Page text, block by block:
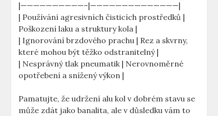
|——————————–|——————————————|
| Používání agresivních čisticích prostředků |
Poškození laku a struktury kola |
| Ignorování brzdového prachu | Rez a skvrny,
které mohou být těžko odstranitelný |
| Nesprávný tlak pneumatik | Nerovnoměrné
opotřebení a snížený výkon |
Pamatujte, že udržení alu kol v dobrém stavu se
může zdát jako banalita, ale v důsledku vám to